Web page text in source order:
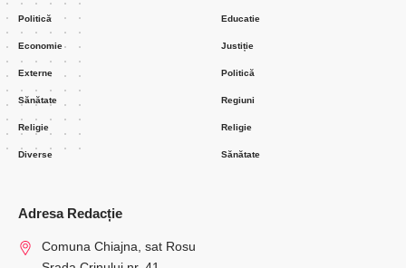
Politică
Economie
Externe
Sănătate
Religie
Diverse
Educatie
Justiție
Politică
Regiuni
Religie
Sănătate
Adresa Redacție
Comuna Chiajna, sat Rosu